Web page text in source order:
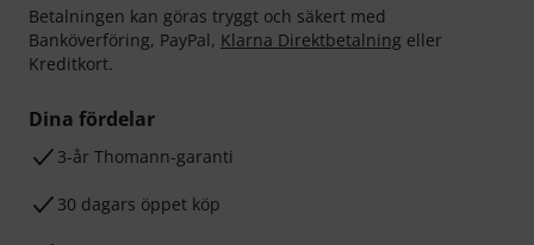
Betalningen kan göras tryggt och säkert med
Banköverföring, PayPal, Klarna Direktbetalning eller
Kreditkort.
Dina fördelar
3-år Thomann-garanti
30 dagars öppet köp